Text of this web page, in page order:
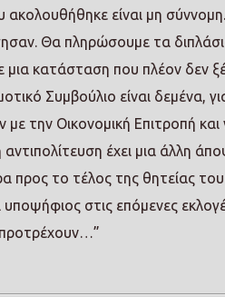
ακολουθήθηκε είναι μη
Θα πληρώσουμε τα
κατάσταση που πλέον δεν
Συμβούλιο είναι δεμένα,
την Οικονομική Επιτροπή και
έχει μια άλλη
το τέλος της θητείας του
στις επόμενες